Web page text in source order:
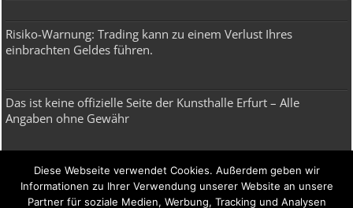
Risiko-Warnung: Trading kann zu einem Verlust Ihres
einbrachten Geldes führen.
Das ist keine offizielle Seite der Kunsthalle Erfurt – Alle
Angaben ohne Gewähr
Broker
Diese Webseite verwendet Cookies. Außerdem geben wir
Informationen zu Ihrer Verwendung unserer Website an unsere
Partner für soziale Medien, Werbung, Tracking und Analysen